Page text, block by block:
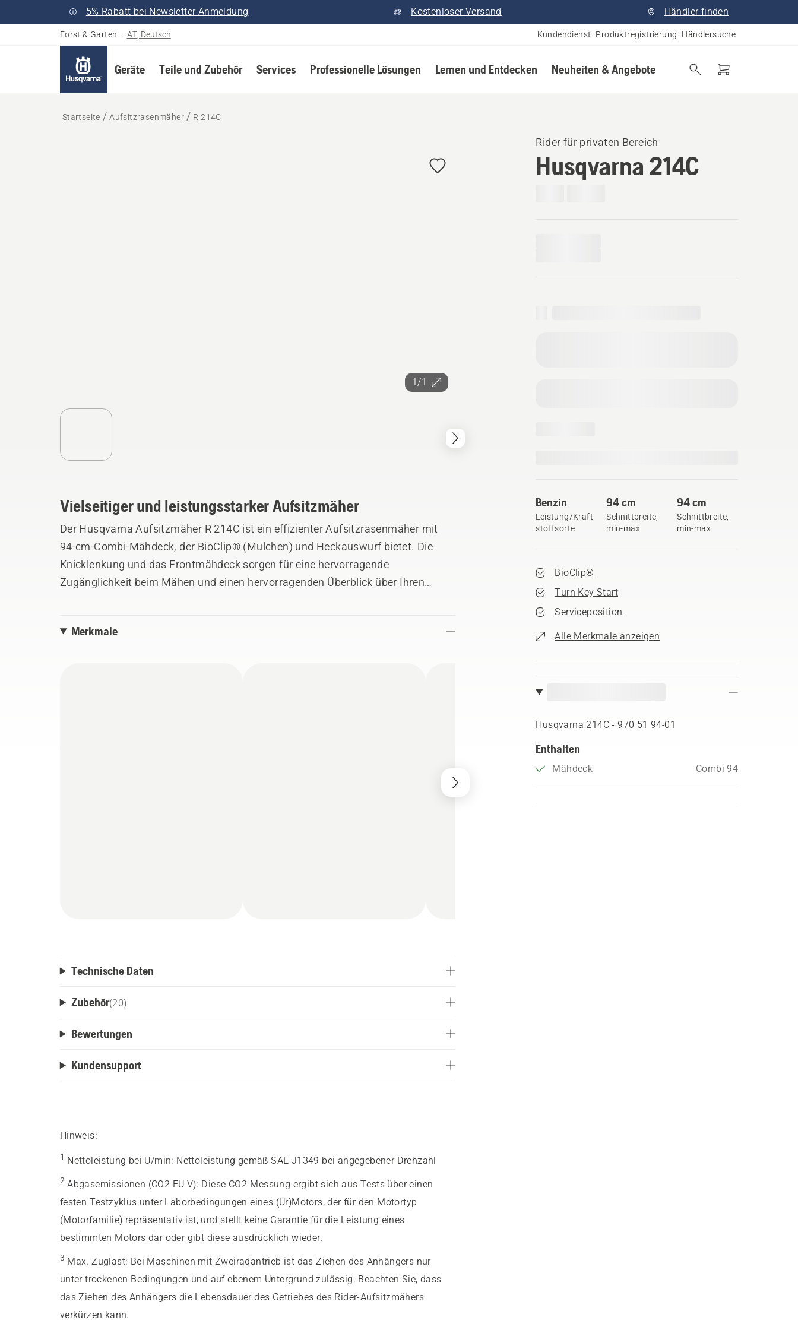
5% Rabatt bei Newsletter Anmeldung Kostenloser Versand Händler finden
Forst & Garten – AT, Deutsch Kundendienst Produktregistrierung Händlersuche
Geräte Teile und Zubehör Services Professionelle Lösungen Lernen und Entdecken Neuheiten & Angebote
Startseite Aufsitzrasenmäher R 214C
1/1
Rider für privaten Bereich
Husqvarna 214C
Benzin
Leistung/Kraft
stoffsorte
94 cm
Schnittbreite,
min-max
94 cm
Schnittbreite,
min-max
BioClip®
Turn Key Start
Serviceposition
Alle Merkmale anzeigen
Husqvarna 214C - 970 51 94‑01
Enthalten
Mähdeck Combi 94
Vielseitiger und leistungsstarker Aufsitzmäher
Der Husqvarna Aufsitzmäher R 214C ist ein effizienter Aufsitzrasenmäher mit
94-cm-Combi-Mähdeck, der BioClip® (Mulchen) und Heckauswurf bietet. Die
Knicklenkung und das Frontmähdeck sorgen für eine hervorragende
Zugänglichkeit beim Mähen und einen hervorragenden Überblick über Ihren
das Mähen komfortabel. Das Mähdeck kann leicht nach oben in die
Merkmale
Technische Daten
Zubehör(20)
Bewertungen
Kundensupport
Hinweis:
1 Nettoleistung bei U/min: Nettoleistung gemäß SAE J1349 bei angegebener Drehzahl
2 Abgasemissionen (CO2 EU V): Diese CO2-Messung ergibt sich aus Tests über einen
festen Testzyklus unter Laborbedingungen eines (Ur)Motors, der für den Motortyp
(Motorfamilie) repräsentativ ist, und stellt keine Garantie für die Leistung eines
bestimmten Motors dar oder gibt diese ausdrücklich wieder.
3 Max. Zuglast: Bei Maschinen mit Zweiradantrieb ist das Ziehen des Anhängers nur
unter trockenen Bedingungen und auf ebenem Untergrund zulässig. Beachten Sie, dass
das Ziehen des Anhängers die Lebensdauer des Getriebes des Rider-Aufsitzmähers
verkürzen kann.